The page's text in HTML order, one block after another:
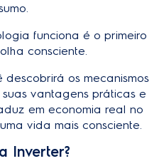
funciona é o primeiro
consciente.
os mecanismos
vantagens práticas e
em economia real no
vida mais consciente.
Inverter?